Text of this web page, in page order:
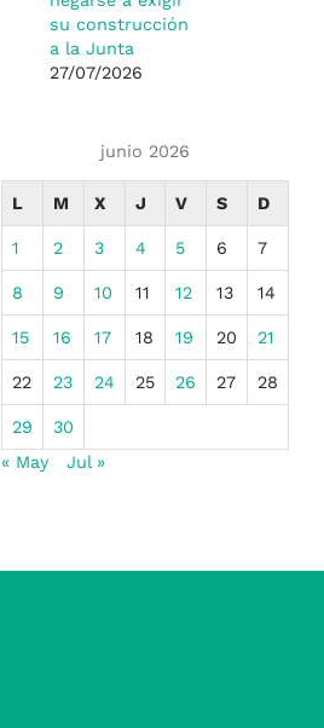
su construcción
a la Junta
27/07/2026
junio 2026
L M X J V S D
1 2 3 4 5 6 7
8 9 10 11 12 13 14
15 16 17 18 19 20 21
22 23 24 25 26 27 28
29
30
« May
Jul »